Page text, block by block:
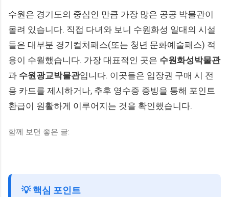
수원은 경기도의 중심인 만큼 가장 많은 공공 박물관이
몰려 있습니다. 직접 다녀와 보니 수원화성 일대의 시설
들은 대부분 경기컬처패스(또는 청년 문화예술패스) 적
용이 수월했습니다. 가장 대표적인 곳은 수원화성박물관
과 수원광교박물관입니다. 이곳들은 입장권 구매 시 전
용 카드를 제시하거나, 추후 영수증 증빙을 통해 포인트
환급이 원활하게 이루어지는 것을 확인했습니다.
함께 보면 좋은 글:
💡 핵심 포인트